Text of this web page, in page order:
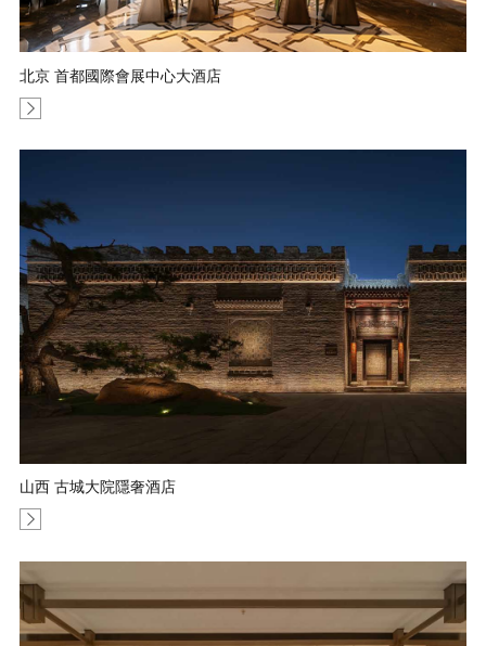
北京 首都國際會展中心大酒店
山西 古城大院隱奢酒店